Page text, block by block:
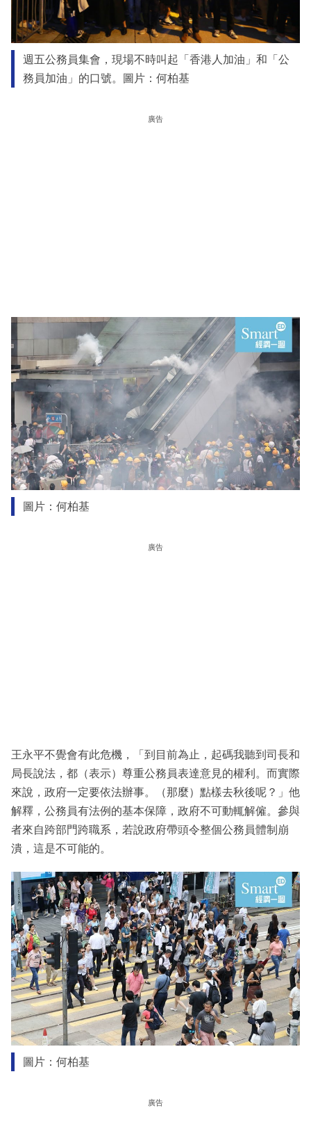
週五公務員集會，現場不時叫起「香港人加油」和「公
務員加油」的口號。圖片：何柏基
廣告
圖片：何柏基
廣告
王永平不覺會有此危機，「到目前為止，起碼我聽到司長和
局長說法，都（表示）尊重公務員表達意見的權利。而實際
來說，政府一定要依法辦事。（那麼）點樣去秋後呢？」他
解釋，公務員有法例的基本保障，政府不可動輒解僱。參與
者來自跨部門跨職系，若說政府帶頭令整個公務員體制崩
潰，這是不可能的。
圖片：何柏基
廣告